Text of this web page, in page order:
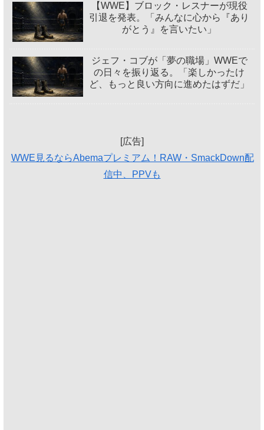
【WWE】ブロック・レスナーが現役
引退を発表。「みんなに心から『あり
がとう』を言いたい」
ジェフ・コブが「夢の職場」WWEで
の日々を振り返る。「楽しかったけ
ど、もっと良い方向に進めたはずだ」
[広告]
WWE見るならAbemaプレミアム！RAW・SmackDown配
信中、PPVも